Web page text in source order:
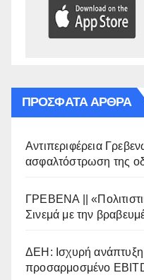
ΠΡΌΣΦΑΤΑ ΆΡΘΡΑ
Αντιπεριφέρεια
ασφαλτόστρωση της
ΓΡΕΒΕΝΑ ||
Σινεμά με την
ΔΕΗ: Ισχυρή ανάπτυξη
προσαρμοσμένο